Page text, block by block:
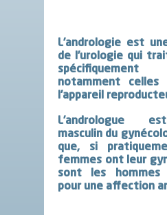
L’andrologie est
de l’urologie qui
notamment celles
l’appareil
L’andrologue est
masculin du
que, si
femmes ont leur
sont les hommes
pour une affection